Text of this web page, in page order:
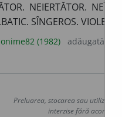
NEIERTĂTOR.
SÎNGEROS. VIOLENT.
(1982) adăugată de
Preluarea, stocarea sau
interzise fără acordul